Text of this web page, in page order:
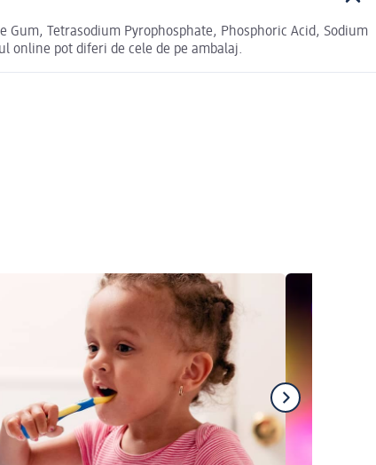
Gum, Tetrasodium Pyrophosphate, Phosphoric Acid, Sodium
online pot diferi de cele de pe ambalaj.